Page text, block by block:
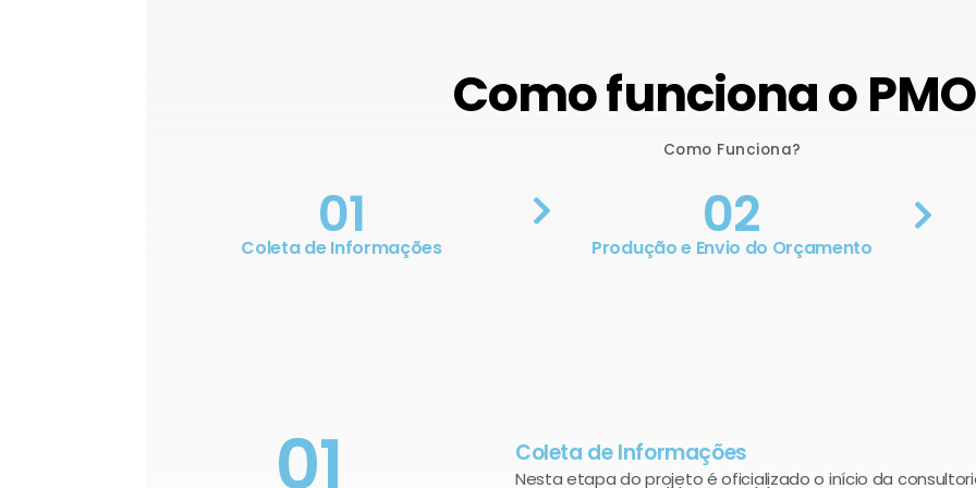
Como funciona o
Como Funciona?
01
Coleta de Informações 02
Produção e Envio do Orçamento
01 Coleta de Informações
Nesta etapa do projeto é oficializado o início da